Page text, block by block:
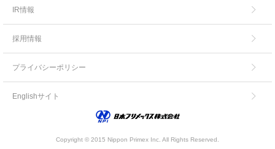
IR情報
採用情報
プライバシーポリシー
Englishサイト
Copyright © 2015 Nippon Primex Inc. All Rights Reserved.